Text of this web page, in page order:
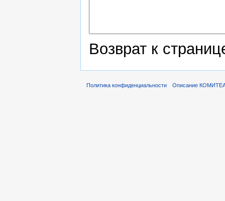
Возврат к
Политика конфиденциальности Описание